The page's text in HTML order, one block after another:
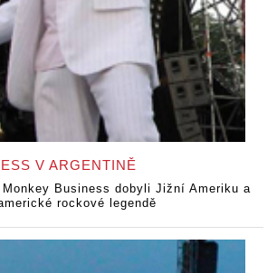
V ARGENTINĚ
Monkey Business dobyli Jižní Ameriku a
rockové legendě